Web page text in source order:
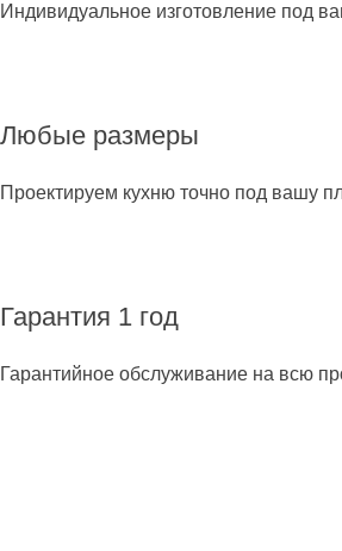
Индивидуальное изготовление под
Любые размеры
Проектируем кухню точно под вашу
Гарантия 1 год
Гарантийное обслуживание на всю